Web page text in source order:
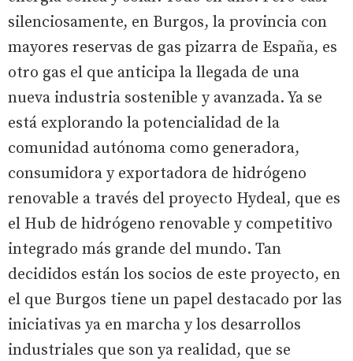
silenciosamente, en Burgos, la provincia con
mayores reservas de gas pizarra de España, es
otro gas el que anticipa la llegada de una
nueva industria sostenible y avanzada. Ya se
está explorando la potencialidad de la
comunidad autónoma como generadora,
consumidora y exportadora de hidrógeno
renovable a través del proyecto Hydeal, que es
el Hub de hidrógeno renovable y competitivo
integrado más grande del mundo. Tan
decididos están los socios de este proyecto, en
el que Burgos tiene un papel destacado por las
iniciativas ya en marcha y los desarrollos
industriales que son ya realidad, que se